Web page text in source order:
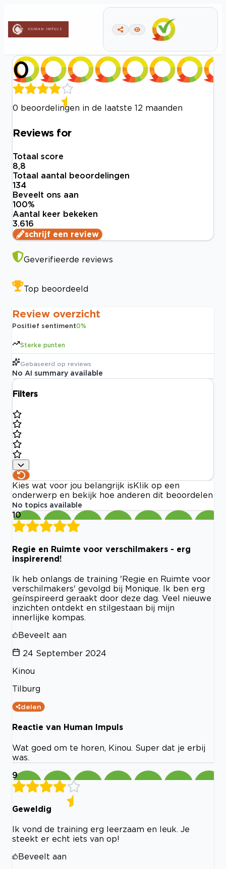
0
0 beoordelingen in de laatste 12 maanden
Reviews for
Totaal score
8,8
Totaal aantal beoordelingen
134
Beveelt ons aan
100%
Aantal keer bekeken
3.616
schrijf een review
Geverifieerde reviews
Top beoordeeld
Review overzicht
Positief sentiment0%
Sterke punten
Gebaseerd op reviews
No AI summary available
Filters
Kies wat voor jou belangrijk is Klik op een
onderwerp en bekijk hoe anderen dit beoordelen
No topics available
10
Regie en Ruimte voor verschilmakers - erg
inspirerend!
Ik heb onlangs de training 'Regie en Ruimte voor
verschilmakers' gevolgd bij Monique. Ik ben erg
geïnspireerd geraakt door deze dag. Veel nieuwe
inzichten ontdekt en stilgestaan bij mijn
innerlijke kompas.
Beveelt aan
24 September 2024
Kinou
Tilburg
delen
Reactie van Human Impuls
Wat goed om te horen, Kinou. Super dat je erbij
was.
9
Geweldig
Ik vond de training erg leerzaam en leuk. Je
steekt er echt iets van op!
Beveelt aan